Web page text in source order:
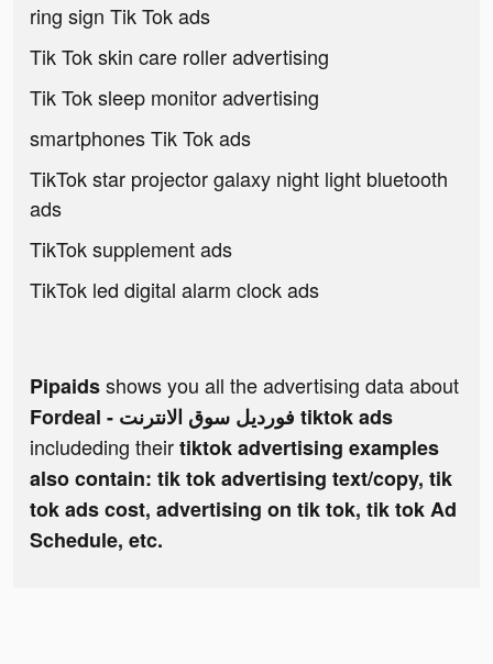
ring sign Tik Tok ads
Tik Tok skin care roller advertising
Tik Tok sleep monitor advertising
smartphones Tik Tok ads
TikTok star projector galaxy night light bluetooth
ads
TikTok supplement ads
TikTok led digital alarm clock ads
Pipaidsshows you all the advertising data about
Fordeal - فورديل سوق الانترنت tiktok ads
includeding theirtiktok advertising examples
also contain: tik tok advertising text/copy, tik
tok ads cost, advertising on tik tok, tik tok Ad
Schedule, etc.